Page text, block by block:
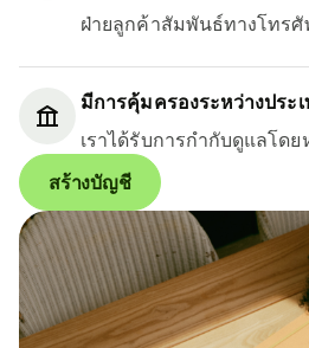
ฝ่ายลูกค้าสัมพันธ์ทางโทร
มีการคุ้มครองระหว่างประ
เราได้รับการกำกับดูแลโด
สร้างบัญชี